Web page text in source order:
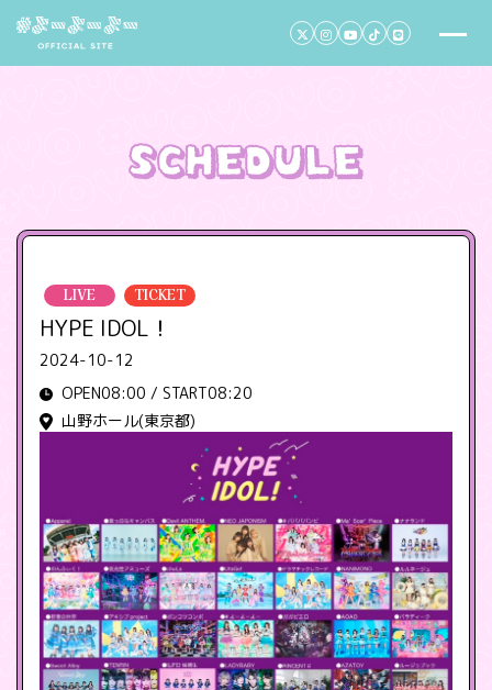
LIVE TICKET
HYPE IDOL！
2024-10-12
OPEN08:00 / START08:20
山野ホール(東京都)